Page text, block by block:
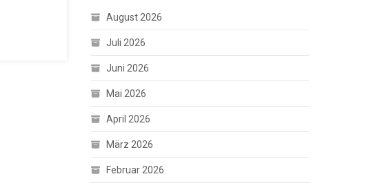
August 2026
Juli 2026
Juni 2026
Mai 2026
April 2026
März 2026
Februar 2026